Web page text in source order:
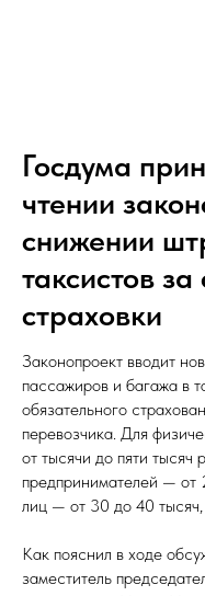
Госдума
чтении
снижении
таксистов за
страховки
Законопроект вводит
пассажиров и багажа
обязательного
перевозчика. Для
от тысячи до пяти тысяч
предпринимателей — от
лиц — от 30 до 40
Как пояснил в ходе
заместитель